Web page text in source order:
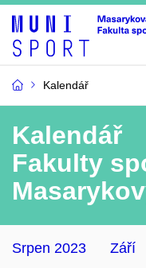
Kalendář
Kalendář
Fakulty
Srpen 2023 Září